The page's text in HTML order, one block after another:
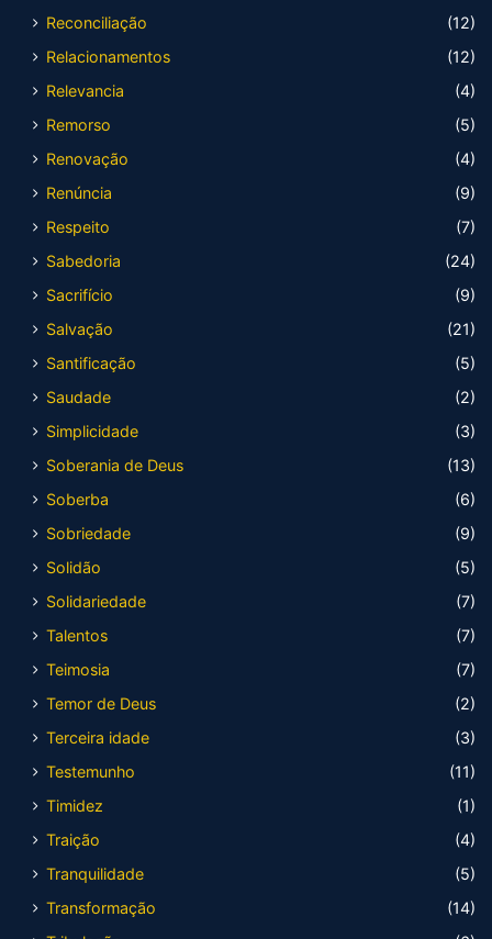
Reconciliação
(12)
Relacionamentos
(12)
Relevancia
(4)
Remorso
(5)
Renovação
(4)
Renúncia
(9)
Respeito
(7)
Sabedoria
(24)
Sacrifício
(9)
Salvação
(21)
Santificação
(5)
Saudade
(2)
Simplicidade
(3)
Soberania de Deus
(13)
Soberba
(6)
Sobriedade
(9)
Solidão
(5)
Solidariedade
(7)
Talentos
(7)
Teimosia
(7)
Temor de Deus
(2)
Terceira idade
(3)
Testemunho
(11)
Timidez
(1)
Traição
(4)
Tranquilidade
(5)
Transformação
(14)